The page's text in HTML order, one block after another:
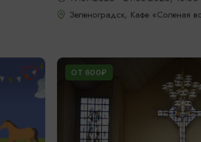
Зеленоградск, Кафе «Соленая
ОТ 600₽